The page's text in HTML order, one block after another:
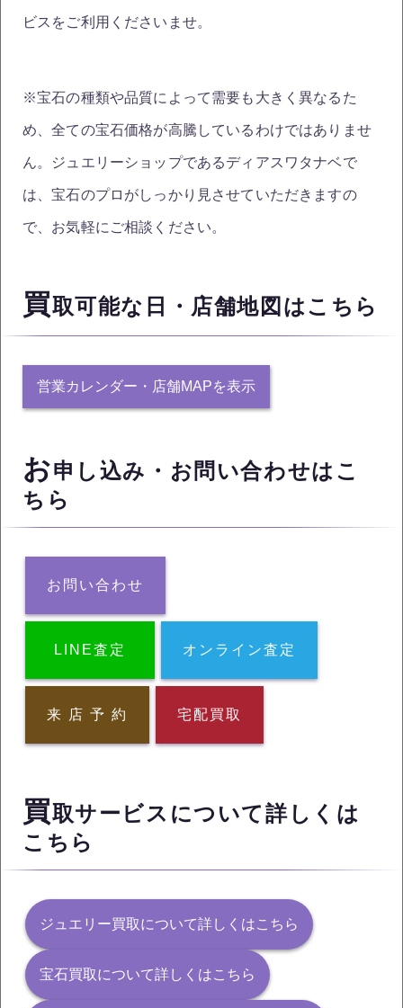
ビスをご利用くださいませ。
※宝石の種類や品質によって需要も大きく異なるた
め、全ての宝石価格が高騰しているわけではありませ
ん。ジュエリーショップであるディアスワタナベで
は、宝石のプロがしっかり見させていただきますの
で、お気軽にご相談ください。
買取可能な日・店舗地図はこちら
営業カレンダー・店舗MAPを表示
お申し込み・お問い合わせはこ
ちら
お問い合わせ
LINE査定 オンライン査定
来 店 予 約 宅配買取
買取サービスについて詳しくは
こちら
ジュエリー買取について詳しくはこちら
宝石買取について詳しくはこちら